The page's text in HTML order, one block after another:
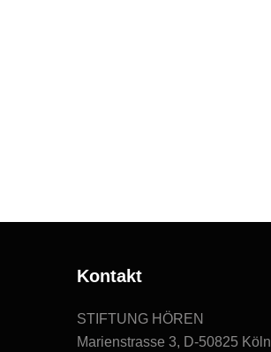
Kontakt
STIFTUNG HÖREN
Marienstrasse 3, D-50825 Köln